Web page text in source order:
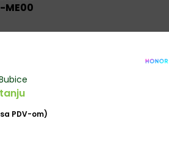
ME00
PDV-om)